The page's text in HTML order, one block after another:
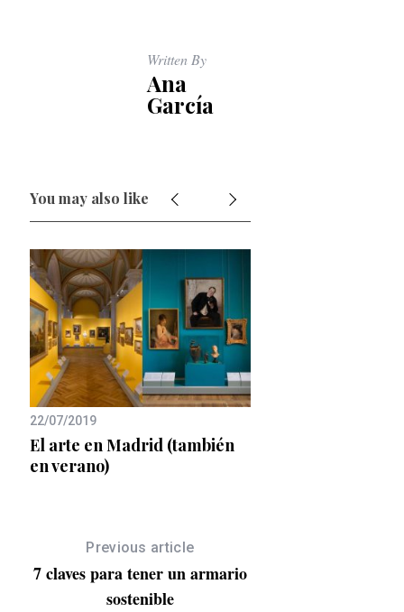
Written By
Ana
García
You may also like
22/07/2019
El arte en Madrid (también
en verano)
21/12/2018
Previous article
7 claves para tener un armario
sostenible